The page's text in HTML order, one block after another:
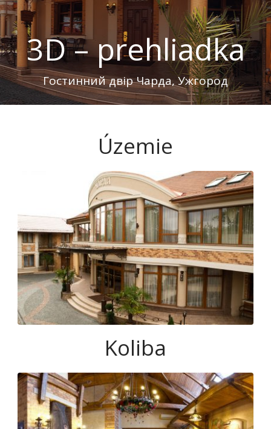
Slovenčina
3D – prehliadka
Гостинний двір Чарда, Ужгород
Územie
Koliba